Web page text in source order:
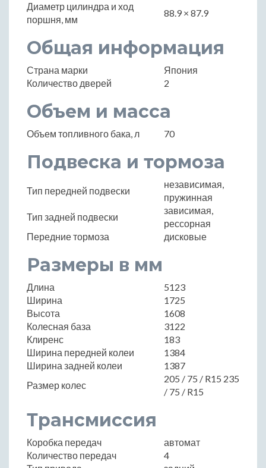
Диаметр цилиндра и ход
поршня, мм
88.9 × 87.9
Общая информация
Страна марки
Япония
Количество дверей
2
Объем и масса
Объем топливного бака, л 70
Подвеска и тормоза
Тип передней подвески
независимая,
пружинная
Тип задней подвески
зависимая,
рессорная
Передние тормоза
дисковые
Размеры в мм
Длина
5123
Ширина
1725
Высота
1608
Колесная база
3122
Клиренс
183
Ширина передней колеи
1384
Ширина задней колеи
1387
Размер колес
205 / 75 / R15 235
/ 75 / R15
Трансмиссия
Коробка передач
автомат
Количество передач
4